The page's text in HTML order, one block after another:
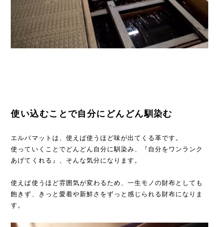
使い込むことで自分にどんどん馴染む
エルバマットは、使えば使うほど味が出てくる革です。
使っていくことでどんどん自分に馴染み、『自分をワンランク
あげてくれる』、そんな気分になります。
使えば使うほど雰囲気が変わるため、一生モノの財布としても
飽きず、きっと愛着や新鮮さをずっと感じられる財布になりま
す。